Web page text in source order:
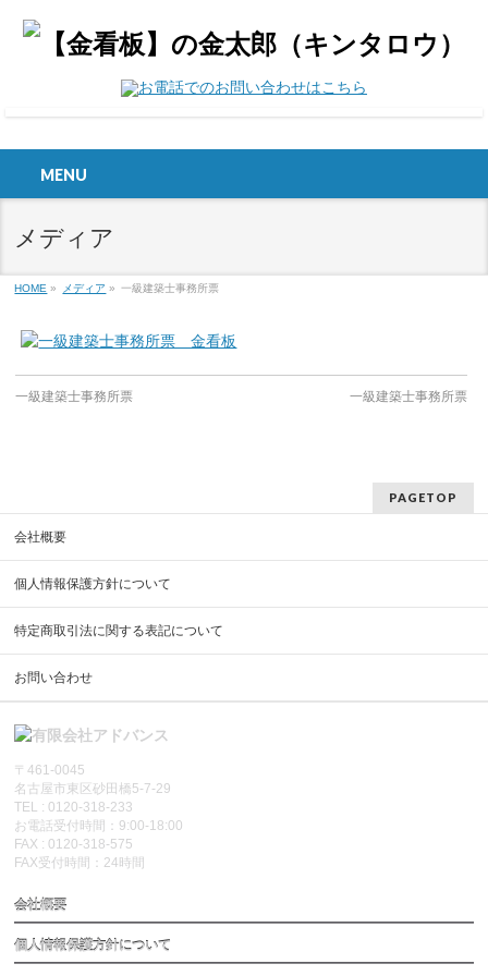
MENU
メディア
HOME » メディア » 一級建築士事務所票
一級建築士事務所票 一級建築士事務所票
PAGETOP
会社概要
個人情報保護方針について
特定商取引法に関する表記について
お問い合わせ
〒461-0045
名古屋市東区砂田橋5-7-29
TEL : 0120-318-233
お電話受付時間：9:00-18:00
FAX : 0120-318-575
FAX受付時間：24時間
会社概要
個人情報保護方針について